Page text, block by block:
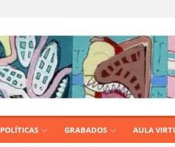
POLÍTICAS GRABADOS AULA